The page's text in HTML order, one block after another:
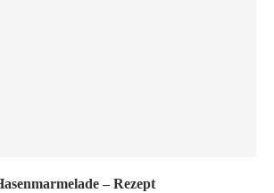
– Rezept